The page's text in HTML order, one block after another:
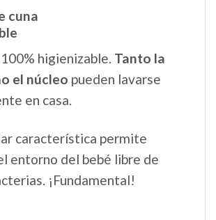
cuna
higienizable. Tanto la
el núcleo pueden lavarse
en casa.
característica permite
entorno del bebé libre de
¡Fundamental!